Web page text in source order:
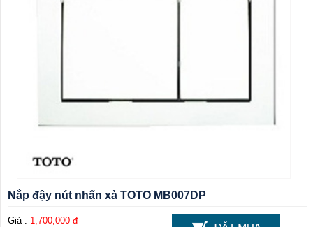
Nắp đậy nút nhấn xả TOTO MB007DP
Giá : 1,700,000 đ